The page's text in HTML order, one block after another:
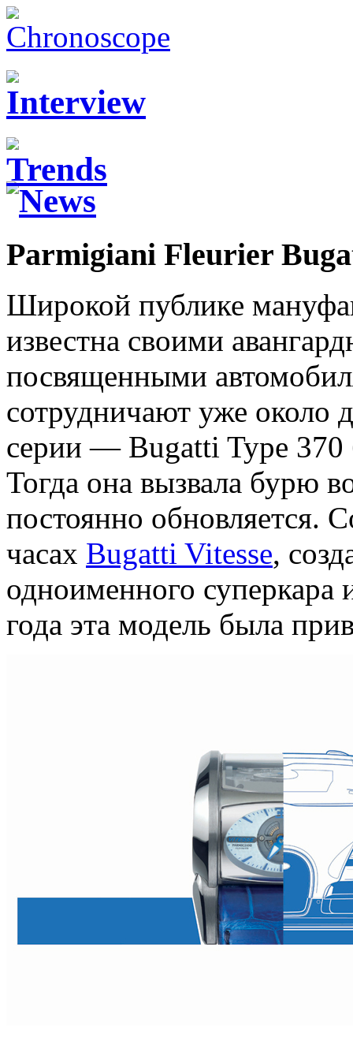
Parmigiani Fleurier
Широкой публике
известна своими
посвященными
сотрудничают уже около
серии — Bugatti Type 370
Тогда она вызвала бурю
постоянно обновляется.
часах Bugatti Vitesse,
одноименного
года эта модель была